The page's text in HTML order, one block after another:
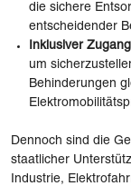
die sichere
entscheidender
Inklusiver
um
Behinderungen
Dennoch sind die
staatlicher
Industrie,